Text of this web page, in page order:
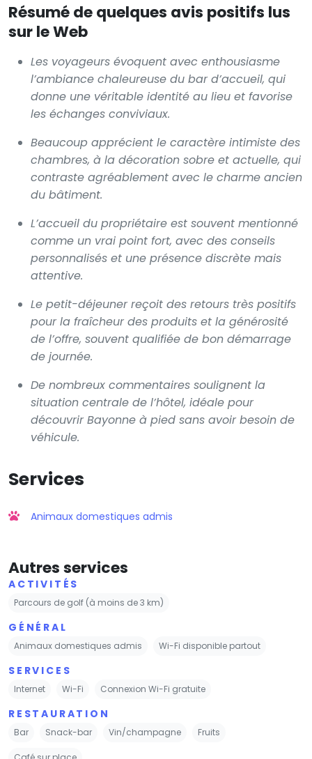
Résumé de quelques avis positifs lus
sur le Web
Les voyageurs évoquent avec enthousiasme
l’ambiance chaleureuse du bar d’accueil, qui
donne une véritable identité au lieu et favorise
les échanges conviviaux.
Beaucoup apprécient le caractère intimiste des
chambres, à la décoration sobre et actuelle, qui
contraste agréablement avec le charme ancien
du bâtiment.
L’accueil du propriétaire est souvent mentionné
comme un vrai point fort, avec des conseils
personnalisés et une présence discrète mais
attentive.
Le petit-déjeuner reçoit des retours très positifs
pour la fraîcheur des produits et la générosité
de l’offre, souvent qualifiée de bon démarrage
de journée.
De nombreux commentaires soulignent la
situation centrale de l’hôtel, idéale pour
découvrir Bayonne à pied sans avoir besoin de
véhicule.
Services
Animaux domestiques admis
Autres services
ACTIVITÉS
Parcours de golf (à moins de 3 km)
GÉNÉRAL
Animaux domestiques admis Wi-Fi disponible partout
SERVICES
Internet Wi-Fi Connexion Wi-Fi gratuite
RESTAURATION
Bar Snack-bar Vin/champagne Fruits